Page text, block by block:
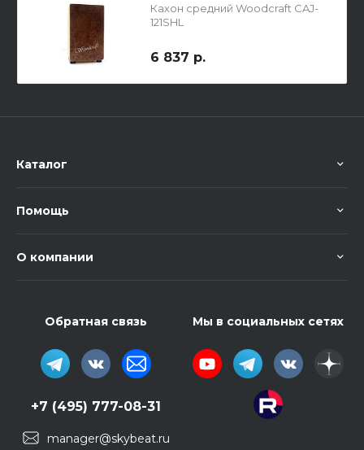
Кахон средний Woodcraft CAJ-
121SHL
6 837 р.
Каталог
Помощь
О компании
Обратная связь
+7 (495) 777-08-31
manager@skybeat.ru
Мы в социальных сетях